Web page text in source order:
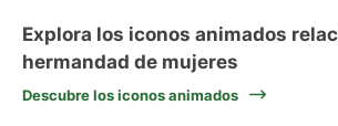
Explora los iconos animados
hermandad de mujeres
Descubre los iconos animados